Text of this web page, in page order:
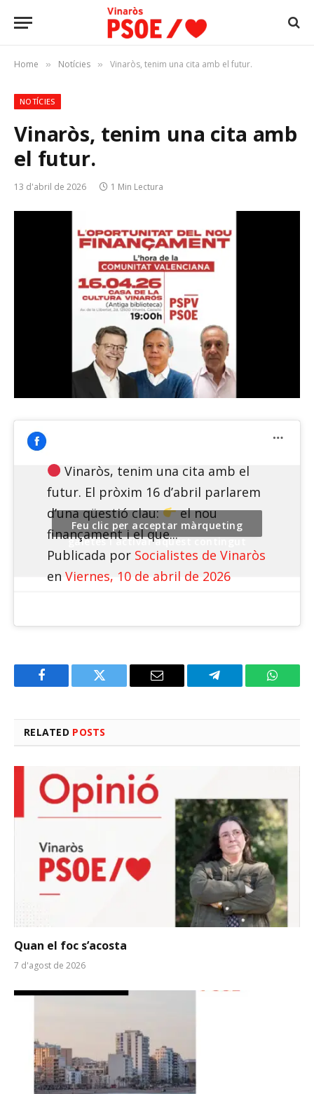
Home » Notícies » Vinaròs, tenim una cita amb el futur.
NOTÍCIES
Vinaròs, tenim una cita amb
el futur.
13 d'abril de 2026 1 Min Lectura
Vinaròs, tenim una cita amb el
futur. El pròxim 16 d’abril parlarem
d’una qüestió clau:
el nou
finançament i el que...
Publicada por Socialistes de Vinaròs
en Viernes, 10 de abril de 2026
Feu clic per acceptar màrqueting
galetes i activar aquest contingut
Facebook Twitter Email Telegram
RELATED POSTS
Quan el foc s’acosta
7 d'agost de 2026